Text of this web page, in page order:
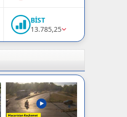
BİST
13.785,25